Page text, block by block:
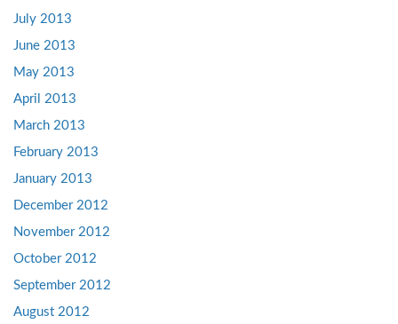
July 2013
June 2013
May 2013
April 2013
March 2013
February 2013
January 2013
December 2012
November 2012
October 2012
September 2012
August 2012